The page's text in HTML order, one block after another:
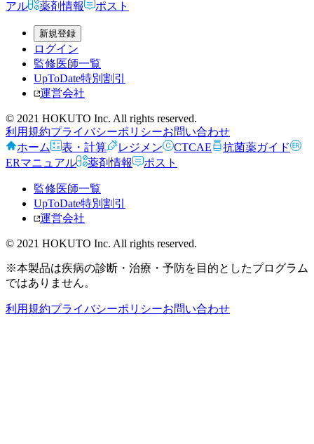
アル
薬剤情報 ポスト
新規登録
ログイン
監修医師一覧
UpToDate特別割引
運営会社
© 2021 HOKUTO Inc. All rights reserved.
利用規約プライバシーポリシーお問い合わせ
ホーム
表・計算 レジメン CTCAE
抗菌薬ガイド
ERマニュアル
薬剤情報 ポスト
監修医師一覧
UpToDate特別割引
運営会社
© 2021 HOKUTO Inc. All rights reserved.
※本製品は疾病の診断・治療・予防を目的としたプログラム
ではありません。
利用規約プライバシーポリシーお問い合わせ